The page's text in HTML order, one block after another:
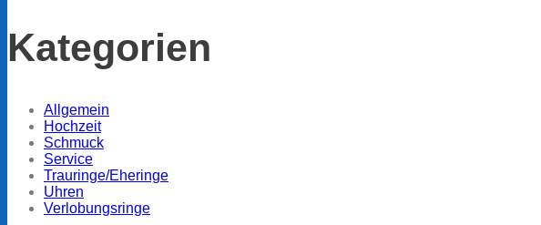
Kategorien
Allgemein
Hochzeit
Schmuck
Service
Trauringe/Eheringe
Uhren
Verlobungsringe